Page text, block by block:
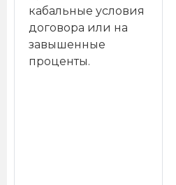
кабальные условия
договора или на
завышенные
проценты.